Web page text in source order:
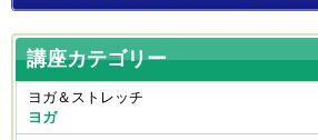
講座カテゴリー
ヨガ＆ストレッチ
ヨガ